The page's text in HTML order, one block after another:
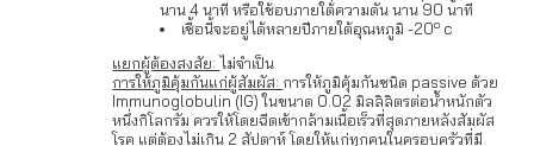
นาน 4 นาที หรือใช้อบภายใต้ความดัน นาน 90 นาที
เชื้อนี้จะอยู่ได้หลายปีภายใต้อุณหภูมิ -20o c
แยกผู้ต้องสงสัย:ไม่จำเป็น
การให้ภูมิคุ้มกันแก่ผู้สัมผัส: การให้ภูมิคุ้มกันชนิด passive ด้วย
Immunoglobulin (IG) ในขนาด 0.02 มิลลิลิตรต่อน้ำหนักตัว
หนึ่งกิโลกรัม ควรให้โดยฉีดเข้ากล้ามเนื้อเร็วที่สุดภายหลังสัมผัส
โรค แต่ต้องไม่เกิน 2 สัปดาห์ โดยให้แก่ทุกคนในครอบครัวที่มี